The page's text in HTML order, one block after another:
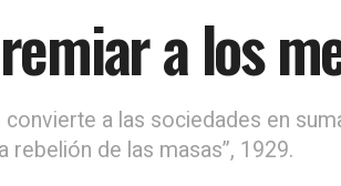
a los
a las sociedades en
de las masas”, 1929.